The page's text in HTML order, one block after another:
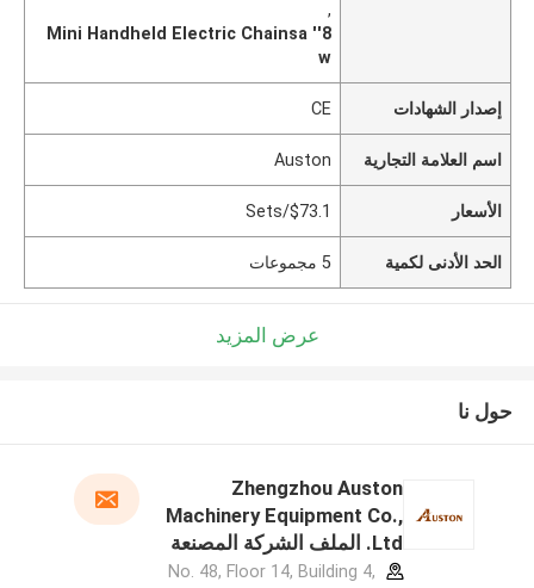
,
8'' Mini Handheld Electric Chainsa
w
إصدار الشهادات CE
اسم العلامة التجارية Auston
الأسعار $73.1/Sets
الحد الأدنى لكمية 5 مجموعات
عرض المزيد
حول نا
Zhengzhou Auston
Machinery Equipment Co.,
Ltd. الملف الشركة المصنعة
No. 48, Floor 14, Building 4,